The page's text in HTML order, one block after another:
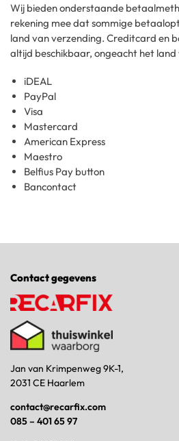
Wij bieden onderstaande
rekening mee dat sommige
land van verzending. Creditcard en
altijd beschikbaar, ongeacht het
iDEAL
PayPal
Visa
Mastercard
American Express
Maestro
Belfius Pay button
Bancontact
Contact gegevens
Jan van Krimpenweg 9K-1,
2031 CE Haarlem
contact@recarfix.com
085 – 401 65 97